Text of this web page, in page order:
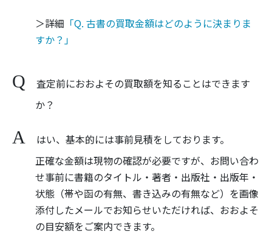
＞詳細 「Q. 古書の買取金額はどのように決まりま
すか？」
査定前におおよその買取額を知ることはできます
か？
はい、基本的には事前見積をしております。
正確な金額は現物の確認が必要ですが、お問い合わ
せ事前に書籍のタイトル・著者・出版社・出版年・
状態（帯や函の有無、書き込みの有無など）を画像
添付したメールでお知らせいただければ、おおよそ
の目安額をご案内できます。